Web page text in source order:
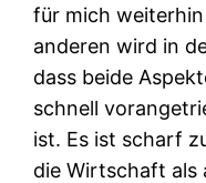
für mich
anderen wird in
dass beide
schnell
ist. Es ist scharf
die Wirtschaft als